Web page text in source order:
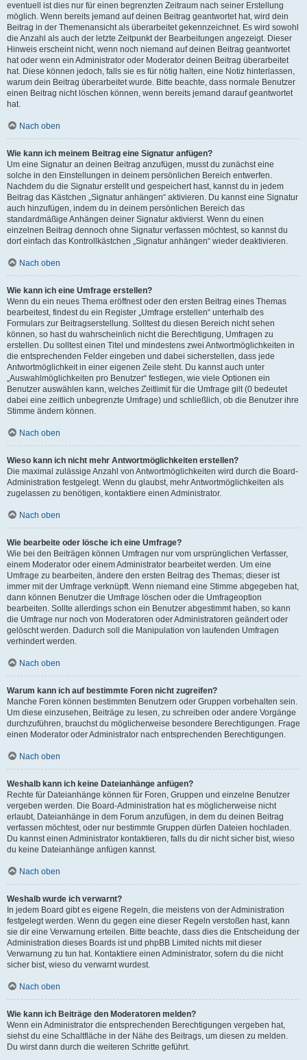
eventuell ist dies nur für einen begrenzten Zeitraum nach seiner Erstellung
möglich. Wenn bereits jemand auf deinen Beitrag geantwortet hat, wird dein
Beitrag in der Themenansicht als überarbeitet gekennzeichnet. Es wird sowohl
die Anzahl als auch der letzte Zeitpunkt der Bearbeitungen angezeigt. Dieser
Hinweis erscheint nicht, wenn noch niemand auf deinen Beitrag geantwortet
hat oder wenn ein Administrator oder Moderator deinen Beitrag überarbeitet
hat. Diese können jedoch, falls sie es für nötig halten, eine Notiz hinterlassen,
warum dein Beitrag überarbeitet wurde. Bitte beachte, dass normale Benutzer
einen Beitrag nicht löschen können, wenn bereits jemand darauf geantwortet
hat.
Nach oben
Wie kann ich meinem Beitrag eine Signatur anfügen?
Um eine Signatur an deinen Beitrag anzufügen, musst du zunächst eine
solche in den Einstellungen in deinem persönlichen Bereich entwerfen.
Nachdem du die Signatur erstellt und gespeichert hast, kannst du in jedem
Beitrag das Kästchen „Signatur anhängen“ aktivieren. Du kannst eine Signatur
auch hinzufügen, indem du in deinem persönlichen Bereich das
standardmäßige Anhängen deiner Signatur aktivierst. Wenn du einen
einzelnen Beitrag dennoch ohne Signatur verfassen möchtest, so kannst du
dort einfach das Kontrollkästchen „Signatur anhängen“ wieder deaktivieren.
Nach oben
Wie kann ich eine Umfrage erstellen?
Wenn du ein neues Thema eröffnest oder den ersten Beitrag eines Themas
bearbeitest, findest du ein Register „Umfrage erstellen“ unterhalb des
Formulars zur Beitragserstellung. Solltest du diesen Bereich nicht sehen
können, so hast du wahrscheinlich nicht die Berechtigung, Umfragen zu
erstellen. Du solltest einen Titel und mindestens zwei Antwortmöglichkeiten in
die entsprechenden Felder eingeben und dabei sicherstellen, dass jede
Antwortmöglichkeit in einer eigenen Zeile steht. Du kannst auch unter
„Auswahlmöglichkeiten pro Benutzer“ festlegen, wie viele Optionen ein
Benutzer auswählen kann, welches Zeitlimit für die Umfrage gilt (0 bedeutet
dabei eine zeitlich unbegrenzte Umfrage) und schließlich, ob die Benutzer ihre
Stimme ändern können.
Nach oben
Wieso kann ich nicht mehr Antwortmöglichkeiten erstellen?
Die maximal zulässige Anzahl von Antwortmöglichkeiten wird durch die Board-
Administration festgelegt. Wenn du glaubst, mehr Antwortmöglichkeiten als
zugelassen zu benötigen, kontaktiere einen Administrator.
Nach oben
Wie bearbeite oder lösche ich eine Umfrage?
Wie bei den Beiträgen können Umfragen nur vom ursprünglichen Verfasser,
einem Moderator oder einem Administrator bearbeitet werden. Um eine
Umfrage zu bearbeiten, ändere den ersten Beitrag des Themas; dieser ist
immer mit der Umfrage verknüpft. Wenn niemand eine Stimme abgegeben hat,
dann können Benutzer die Umfrage löschen oder die Umfrageoption
bearbeiten. Sollte allerdings schon ein Benutzer abgestimmt haben, so kann
die Umfrage nur noch von Moderatoren oder Administratoren geändert oder
gelöscht werden. Dadurch soll die Manipulation von laufenden Umfragen
verhindert werden.
Nach oben
Warum kann ich auf bestimmte Foren nicht zugreifen?
Manche Foren können bestimmten Benutzern oder Gruppen vorbehalten sein.
Um diese einzusehen, Beiträge zu lesen, zu schreiben oder andere Vorgänge
durchzuführen, brauchst du möglicherweise besondere Berechtigungen. Frage
einen Moderator oder Administrator nach entsprechenden Berechtigungen.
Nach oben
Weshalb kann ich keine Dateianhänge anfügen?
Rechte für Dateianhänge können für Foren, Gruppen und einzelne Benutzer
vergeben werden. Die Board-Administration hat es möglicherweise nicht
erlaubt, Dateianhänge in dem Forum anzufügen, in dem du deinen Beitrag
verfassen möchtest, oder nur bestimmte Gruppen dürfen Dateien hochladen.
Du kannst einen Administrator kontaktieren, falls du dir nicht sicher bist, wieso
du keine Dateianhänge anfügen kannst.
Nach oben
Weshalb wurde ich verwarnt?
In jedem Board gibt es eigene Regeln, die meistens von der Administration
festgelegt werden. Wenn du gegen eine dieser Regeln verstoßen hast, kann
sie dir eine Verwarnung erteilen. Bitte beachte, dass dies die Entscheidung der
Administration dieses Boards ist und phpBB Limited nichts mit dieser
Verwarnung zu tun hat. Kontaktiere einen Administrator, sofern du die nicht
sicher bist, wieso du verwarnt wurdest.
Nach oben
Wie kann ich Beiträge den Moderatoren melden?
Wenn ein Administrator die entsprechenden Berechtigungen vergeben hat,
siehst du eine Schaltfläche in der Nähe des Beitrags, um diesen zu melden.
Du wirst dann durch die weiteren Schritte geführt.